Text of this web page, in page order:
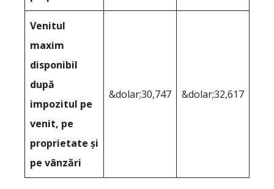
Venitul
maxim
disponibil
după
impozitul pe
venit, pe
proprietate și
pe vânzări
&dolar;30,747 &dolar;32,617